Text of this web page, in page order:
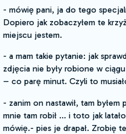
- mówię pani, ja do tego
Dopiero jak zobaczyłem te
miejscu jestem.
- a mam takie pytanie: jak
zdjęcia nie były robione w
– co parę minut. Czyli to
- zanim on nastawił, tam
mnie tam robił … i toto jak
mówię.- pies je drapał. Zrobię